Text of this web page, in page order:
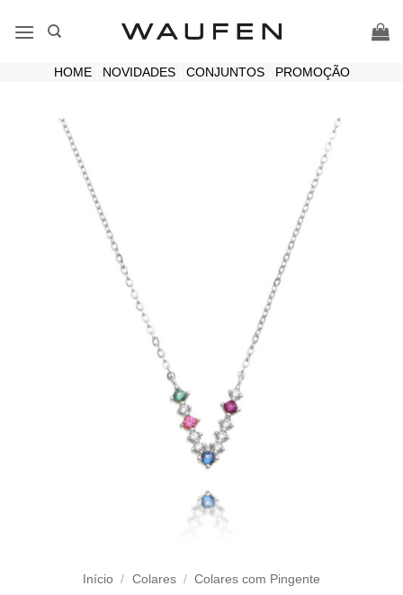
HOME| NOVIDADES| CONJUNTOS| PROMOÇÃO
Início / Colares / Colares com Pingente